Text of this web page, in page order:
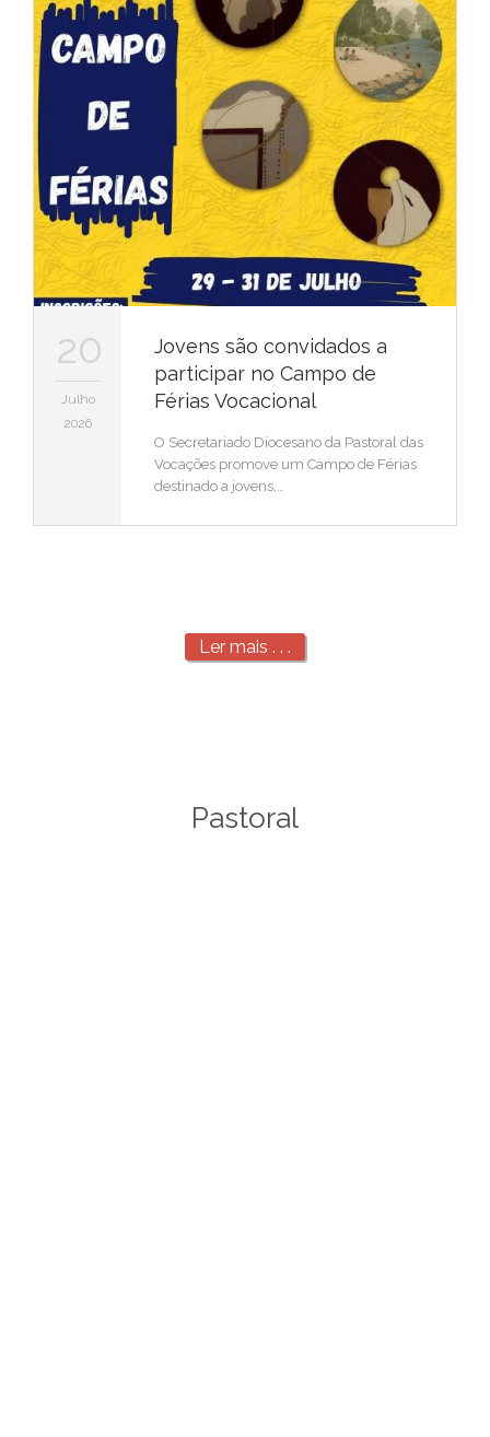
20
Julho
2026
Jovens são convidados a
participar no Campo de
Férias Vocacional
O Secretariado Diocesano da Pastoral das
Vocações promove um Campo de Férias
destinado a jovens,…
Ler mais . . .
Pastoral